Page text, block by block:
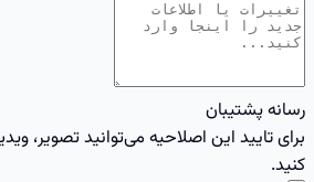
رسانه پشتیبان
برای تایید این اصلاحیه می‌توانید تصویر،
کنید.